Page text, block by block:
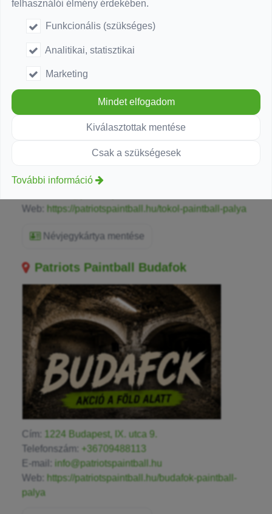
Telefonszám:+36709488113
Web: https://patriotspaintball.hu/tokol-paintball-palya
Névjegykártya mentése
Patriots Paintball Budafok
Cím: 1224 Budapest, IX. utca 9.
Telefonszám: +36709488113
E-mail: info@patriotspaintball.hu
Web: https://patriotspaintball.hu/budafok-paintball-
palya
felhasználói élmény érdekében.
Funkcionális (szükséges)
Analitikai, statisztikai
Marketing
Mindet elfogadom
Kiválasztottak mentése
Csak a szükségesek
További információ